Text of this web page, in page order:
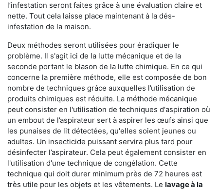
l’infestation seront faites grâce à une évaluation claire et
nette. Tout cela laisse place maintenant à la dés-
infestation de la maison.
Deux méthodes seront utilisées pour éradiquer le
problème. Il s'agit ici de la lutte mécanique et de la
seconde portant le blason de la lutte chimique. En ce qui
concerne la première méthode, elle est composée de bon
nombre de techniques grâce auxquelles l’utilisation de
produits chimiques est réduite. La méthode mécanique
peut consister en l'utilisation de techniques d'aspiration où
un embout de l’aspirateur sert à aspirer les œufs ainsi que
les punaises de lit détectées, qu'elles soient jeunes ou
adultes. Un insecticide puissant servira plus tard pour
désinfecter l’aspirateur. Cela peut également consister en
l'utilisation d'une technique de congélation. Cette
technique qui doit durer minimum près de 72 heures est
très utile pour les objets et les vêtements. Le lavage à la